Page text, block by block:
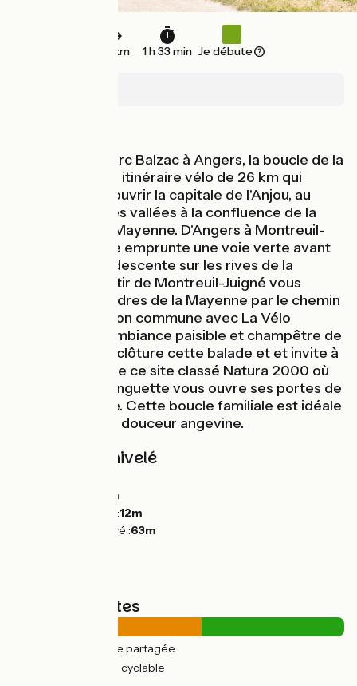
23 km 1 h 33 min Je débute
Au départ du Parc Balzac à Angers, la boucle de la
Mayenne est un itinéraire vélo de 26 km qui
permet de découvrir la capitale de l'Anjou, au
cœur des basses vallées à la confluence de la
Sarthe et de la Mayenne. D'Angers à Montreuil-
Juigné, la boucle emprunte une voie verte avant
d'entamer une descente sur les rives de la
Mayenne. À partir de Montreuil-Juigné vous
suivez les méandres de la Mayenne par le chemin
de halage, portion commune avec La Vélo
Francette©. L'ambiance paisible et champêtre de
l'Ile Saint-Aubin clôture cette balade et et invite à
la découverte de ce site classé Natura 2000 où
une joyeuse guinguette vous ouvre ses portes de
mai à novembre. Cette boucle familiale est idéale
pour goûter à la douceur angevine.
Pentes et dénivelé
64m
Point le plus bas :12m
Point le plus élevé :63m
Types de routes
(57%) Route partagée
(43%) Voie cyclable